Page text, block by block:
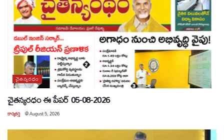
చైతన్యరధం
చైతన్యరధం ఈ పేపర్ 05-08-2026
కార్యకర్త @August 5, 2026